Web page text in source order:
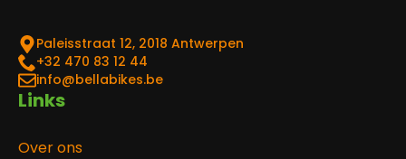
Paleisstraat 12, 2018 Antwerpen
‎+32 470 83 12 44
info@bellabikes.be
Links
Over ons